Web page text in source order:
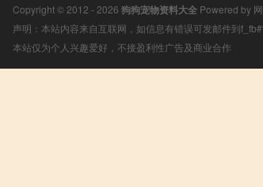
Copyright © 2012 - 2026 狗狗宠物资料大全 Powered by
声明：本站内容来自互联网，如信息有错误可发邮件到
本站仅为个人兴趣爱好，不接盈利性广告及商业合作